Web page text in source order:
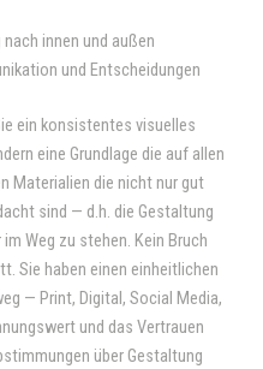
innen und außen
und Entscheidungen
ein konsistentes visuelles
eine Grundlage die auf allen
Materialien die nicht nur gut
sind — d.h. die Gestaltung
Weg zu stehen. Kein Bruch
Sie haben einen einheitlichen
— Print, Digital, Social Media,
und das Vertrauen
über Gestaltung